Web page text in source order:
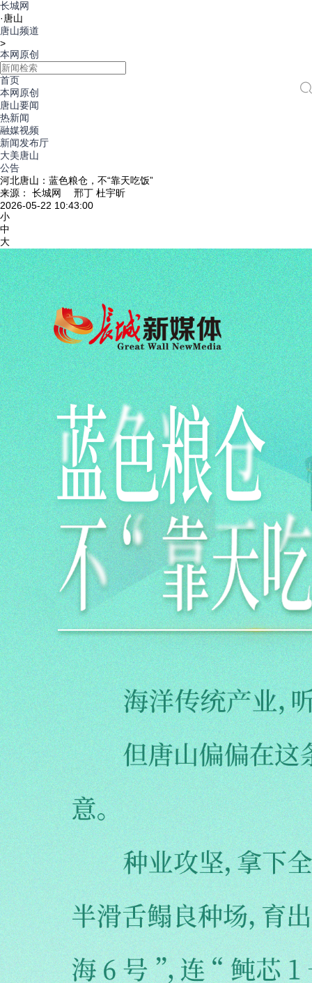
长城网
· 唐山
唐山频道
>
本网原创
首页
本网原创
唐山要闻
热新闻
融媒视频
新闻发布厅
大美唐山
公告
河北唐山：蓝色粮仓，不“靠天吃饭”
来源： 长城网 邢丁 杜宇昕
2026-05-22 10:43:00
小
中
大